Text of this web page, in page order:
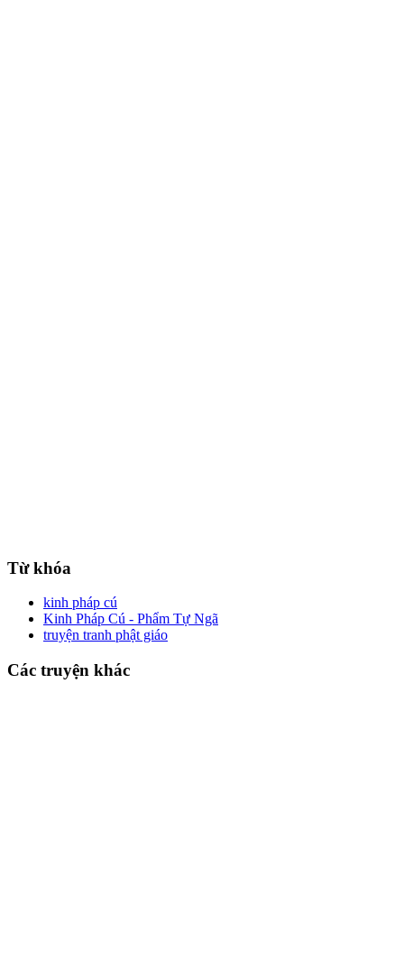
Từ khóa
kinh pháp cú
Kinh Pháp Cú - Phẩm Tự Ngã
truyện tranh phật giáo
Các truyện khác